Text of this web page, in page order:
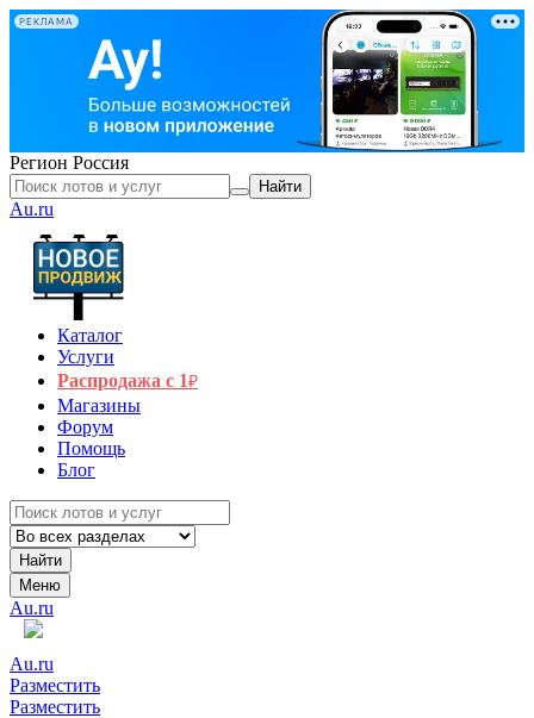
РЕКЛАМА
Регион Россия
Найти
Au.ru
Каталог
Услуги
Распродажа с 1₽
Магазины
Форум
Помощь
Блог
Найти
Меню
Au.ru
Au.ru
Разместить
Разместить